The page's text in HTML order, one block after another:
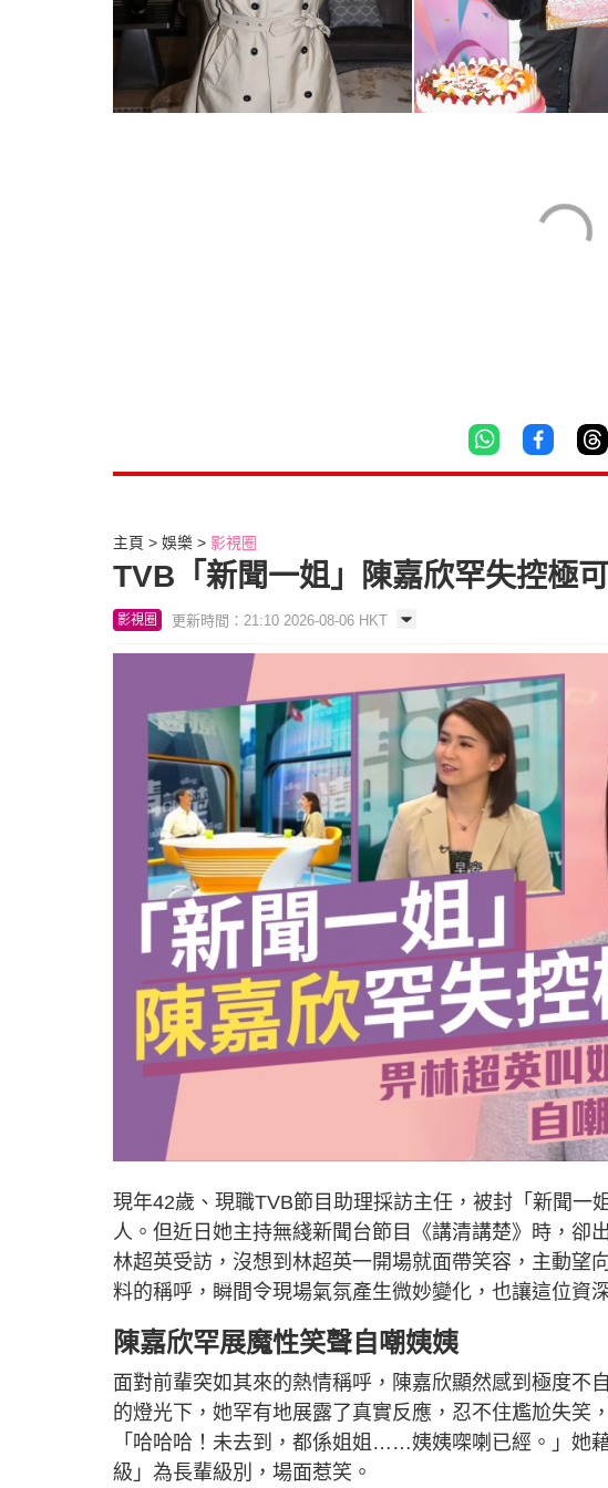
主頁 娛樂 影視圈
TVB「新聞一姐」陳嘉欣罕失控極
影視圈 更新時間：21:10 2026-08-06 HKT
現年42歲、現職TVB節目助理採訪主任，被封「新聞一
人。但近日她主持無綫新聞台節目《講清講楚》時，卻
林超英受訪，沒想到林超英一開場就面帶笑容，主動望
料的稱呼，瞬間令現場氣氛產生微妙變化，也讓這位資
陳嘉欣罕展魔性笑聲自嘲姨姨
面對前輩突如其來的熱情稱呼，陳嘉欣顯然感到極度不
的燈光下，她罕有地展露了真實反應，忍不住尷尬失笑
「哈哈哈！未去到，都係姐姐……姨姨㗎喇已經。」她
級」為長輩級別，場面惹笑。